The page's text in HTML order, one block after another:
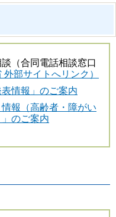
（合同電話相談窓口
外部サイトへリンク ）
情報」のご案内
報（高齢者・障がい
のご案内